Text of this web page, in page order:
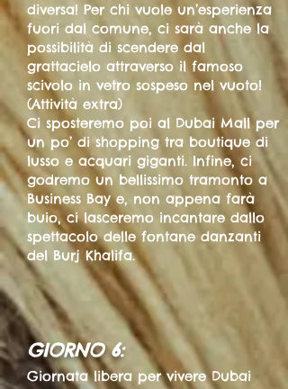
diversa! Per chi vuole un’esperienza
fuori dal comune, ci sarà anche la
possibilità di scendere dal
grattacielo attraverso il famoso
scivolo in vetro sospeso nel vuoto!
(Attività extra)
Ci sposteremo poi al Dubai Mall per
un po’ di shopping tra boutique di
lusso e acquari giganti. Infine, ci
godremo un bellissimo tramonto a
Business Bay e, non appena farà
buio, ci lasceremo incantare dallo
spettacolo delle fontane danzanti
del Burj Khalifa.
GIORNO 6:
Giornata libera per vivere Dubai